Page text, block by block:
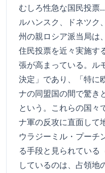
むしろ性急な国民投票...
ルハンスク、ドネツク
州の親ロシア派当局は
住民投票を近々実施す
張が高まっている。ル
決定」であり、「特に
ナの同盟国の間で驚き
という。これらの国々
ナ軍の反攻に直面して
ウラジーミル・プーチ
る手段と見られている
しているのは、占領地